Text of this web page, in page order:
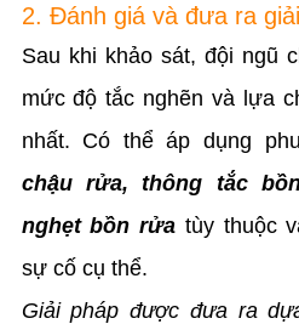
2. Đánh giá và đưa ra
Sau khi khảo sát, đội ngũ
mức độ tắc nghẽn và lựa
nhất. Có thể áp dụng
chậu rửa, thông tắc
nghẹt bồn rửa tùy thuộc
sự cố cụ thể.
Giải pháp được đưa ra